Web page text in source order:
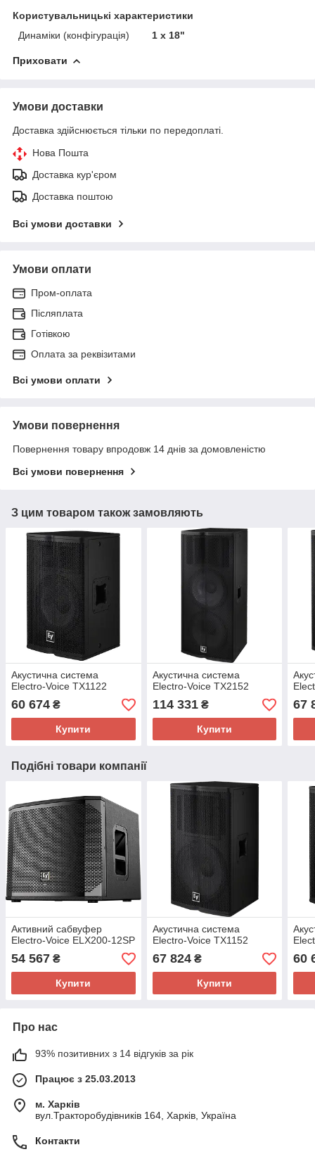
Користувальницькі характеристики
Динаміки (конфігурація)
1 x 18"
Приховати
Умови доставки
Доставка здійснюється тільки по передоплаті.
Нова Пошта
Доставка кур'єром
Доставка поштою
Всі умови доставки
Умови оплати
Пром-оплата
Післяплата
Готівкою
Оплата за реквізитами
Всі умови оплати
Умови повернення
Повернення товару впродовж 14 днів за домовленістю
Всі умови повернення
З цим товаром також замовляють
Акустична система
Electro-Voice TX1122
60 674 ₴
Купити
Акустична система
Electro-Voice TX2152
114 331₴
Купити
67
Подібні товари компанії
Активний сабвуфер
Electro-Voice ELX200-12SP
54 567 ₴
Купити
Акустична система
Electro-Voice TX1152
67 824₴
Купити
60
Про нас
93% позитивних з 14 відгуків за рік
Працює з 25.03.2013
м. Харків
вул.Тракторобудівників 164, Харків, Україна
Контакти